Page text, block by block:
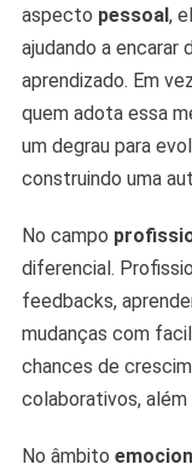
aspecto pessoal ,
ajudando a encarar
aprendizado. Em
quem adota essa
um degrau para
construindo uma
No campo
diferencial.
feedbacks,
mudanças com
chances de
colaborativos, além
No âmbito